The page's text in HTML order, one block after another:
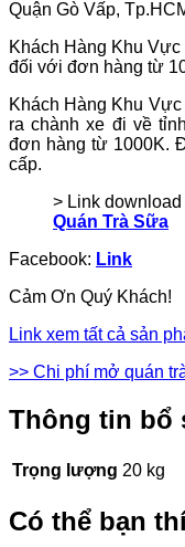
Quận Gò Vấp,
Khách Hàng Khu
đối với đơn hàng từ
Khách Hàng Khu
ra chành xe đi về
đơn hàng từ 1000K.
cấp.
> Link
Quán Trà Sữa
Facebook: Link
Cảm Ơn Quý Khách!
Link xem tất cả sản
>> Chi phí mở quán
Thông tin bổ
Trọng lượng 20 kg
Có thể bạn